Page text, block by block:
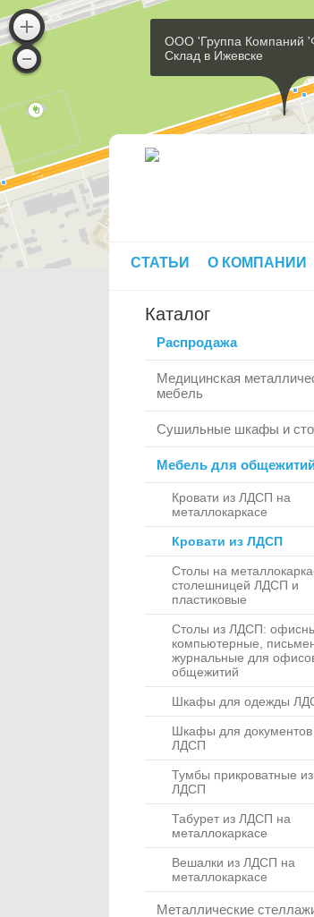
ООО 'Группа Компаний
Склад в Ижевске
СТАТЬИ О КОМПАНИИ
Каталог
Распродажа
Медицинская
мебель
Сушильные шкафы и
Мебель для
Кровати из ЛДСП на
металлокаркасе
Кровати из ЛДСП
Столы на
столешницей ЛДСП и
пластиковые
Столы из ЛДСП:
компьютерные,
журнальные для
общежитий
Шкафы для одежды
Шкафы для документов
ЛДСП
Тумбы прикроватные из
ЛДСП
Табурет из ЛДСП на
металлокаркасе
Вешалки из ЛДСП на
металлокаркасе
Металлические